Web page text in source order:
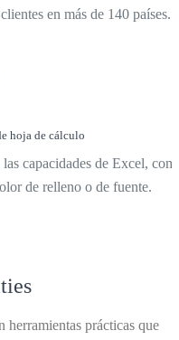
en más de 140 países.
hoja de cálculo
capacidades de Excel,
de relleno o de fuente.
herramientas prácticas que